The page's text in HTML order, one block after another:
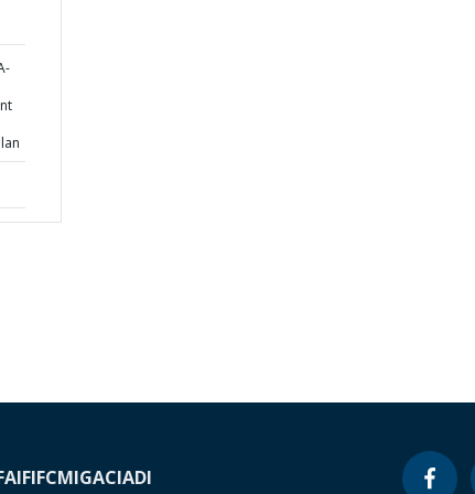
AIFIFCMIGACIADI